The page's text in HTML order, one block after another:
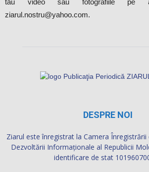
tău video sau fotografiile pe
ziarul.nostru@yahoo.com.
DESPRE NOI
Ziarul este înregistrat la Camera
Dezvoltării Informaţionale al Republicii
identificare de stat